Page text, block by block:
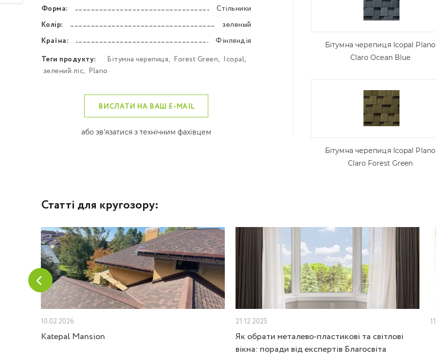
Форма:
–––––––––––––––––––––––––––––––––––––––––––––Стільники
Колір:
–––––––––––––––––––––––––––––––––––––––––––––зеленый
Країна:
–––––––––––––––––––––––––––––––––––––––––––––Фінляндія
Теги продукту:
Бітумна черепиця, Forest Green, Icopal,
зелений ліс, Plano
ВИСЛАТИ НА ВАШ E-MAIL
або зв'язатися з технічним фахівцем
Бітумна черепиця Icopal Plano
Claro Ocean Blue
Бітумна черепиця Icopal Plano
Claro Forest Green
Статті для кругозору:
10.02.2026
Katepal Mansion
21.12.2025
Як обрати металево-пластикові та світлові
вікна: поради від експертів Благосвіта